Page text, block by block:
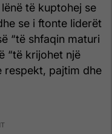
të kuptohej se
se i ftonte liderët
“të shfaqin maturi
“të krijohet një
respekt, pajtim dhe